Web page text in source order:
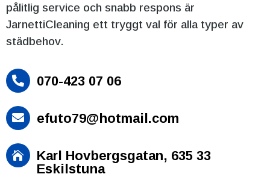
pålitlig service och snabb respons är
JarnettiCleaning ett tryggt val för alla typer av
städbehov.
 070-423 07 06
 efuto79@hotmail.com

Karl Hovbergsgatan, 635 33
Eskilstuna